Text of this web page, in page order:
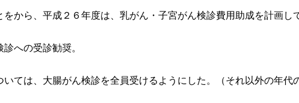
から、平成２６年度は、乳がん・子宮がん検診費用助成を計画し
への受診勧奨。
いては、大腸がん検診を全員受けるようにした。（それ以外の年代